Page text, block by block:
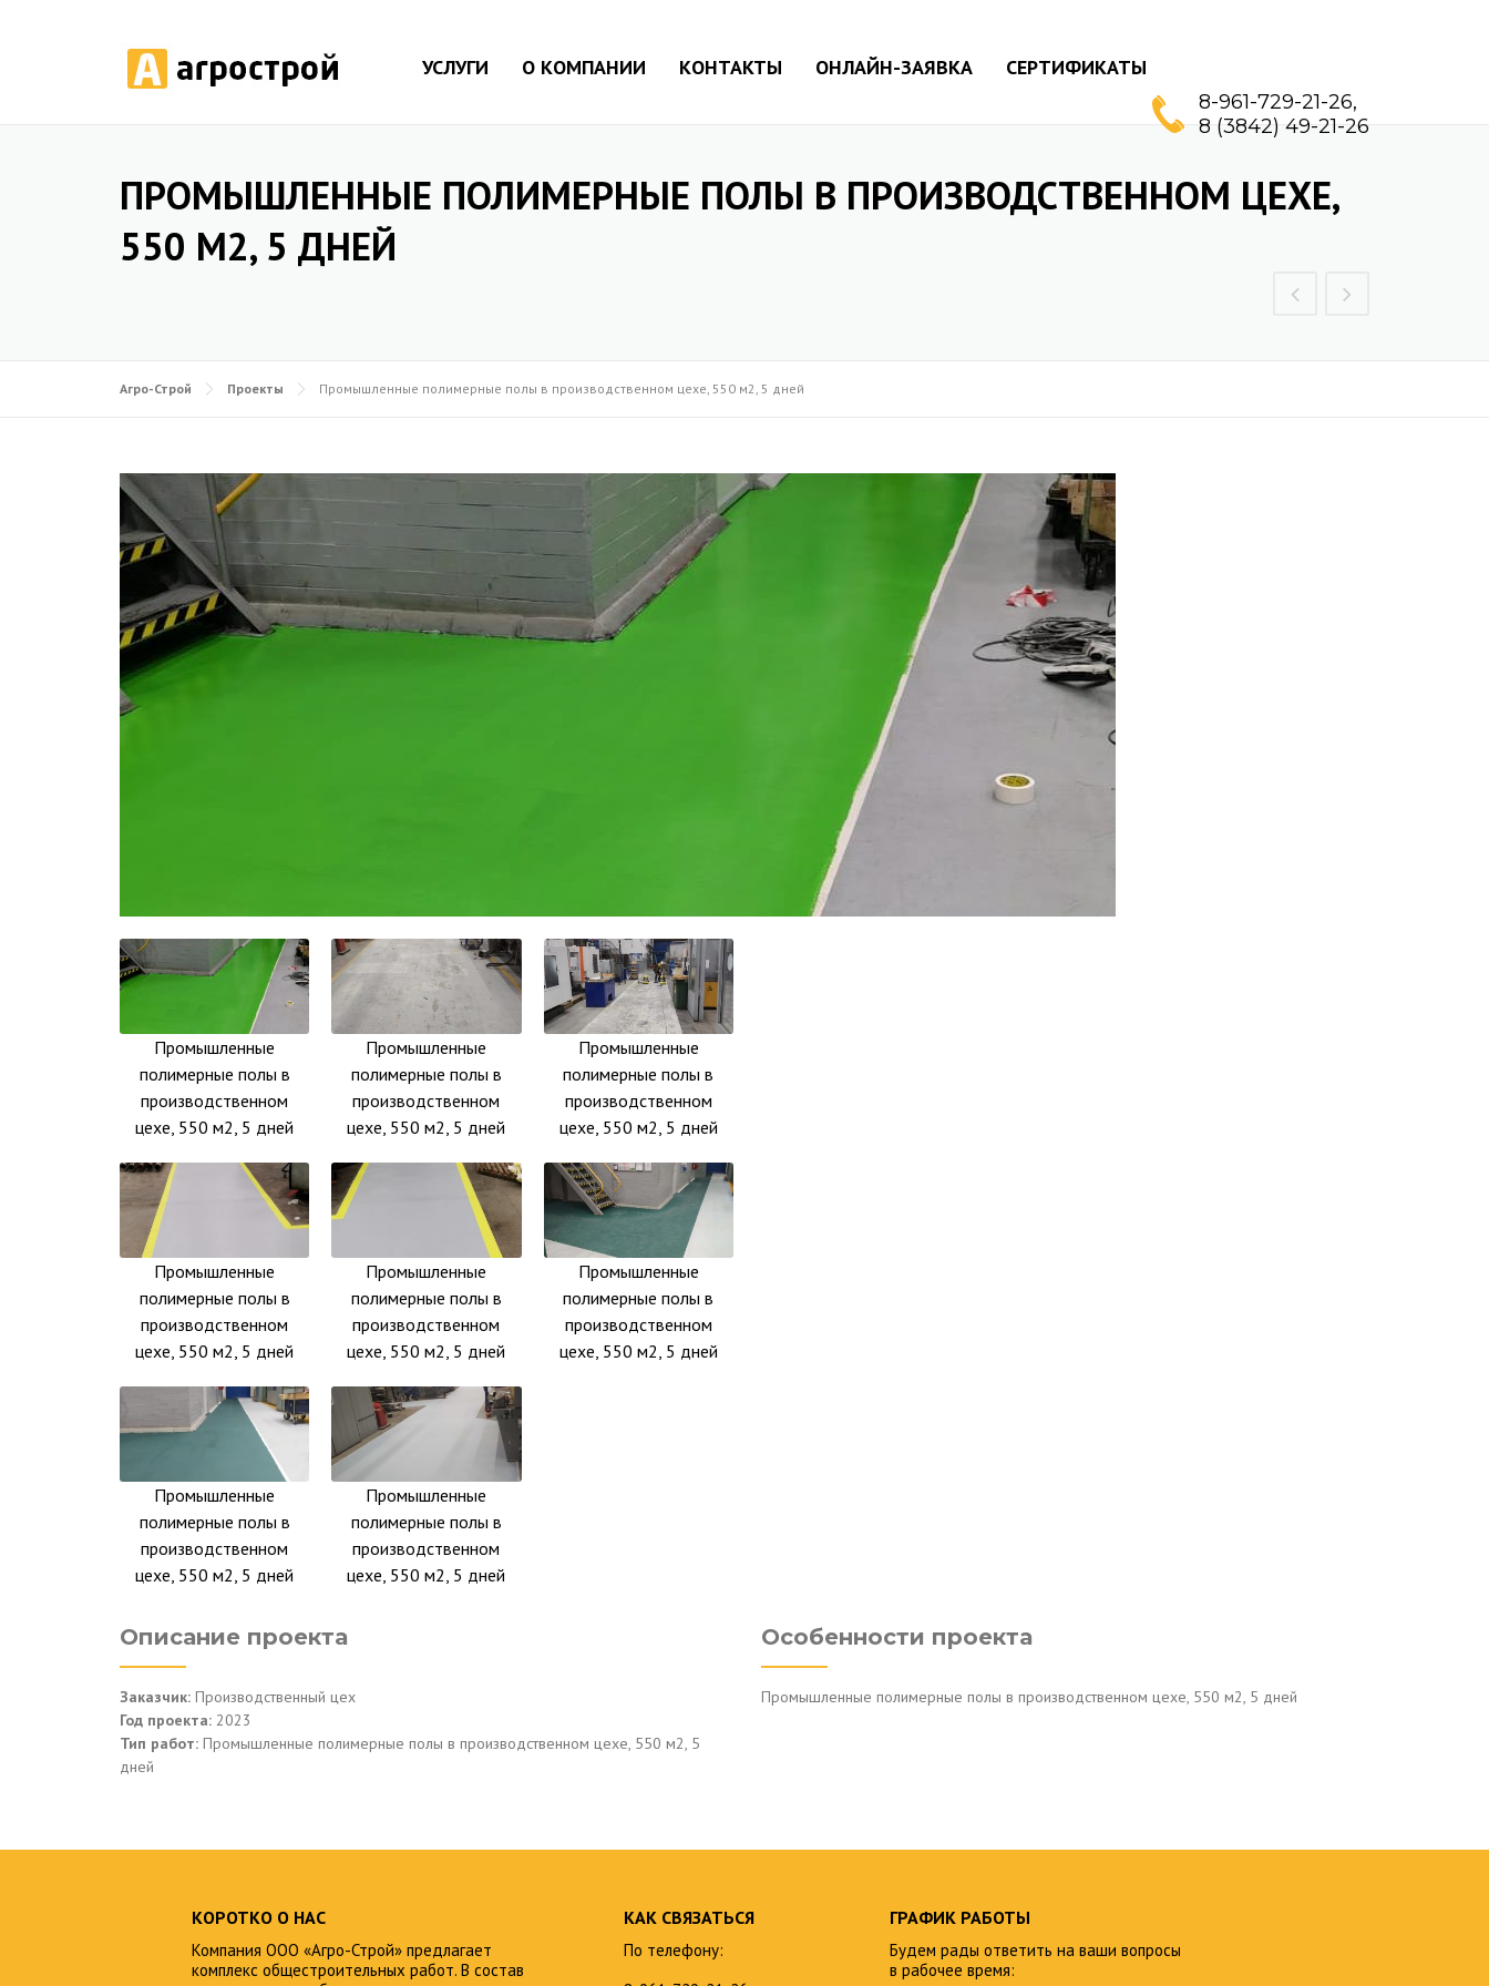
УСЛУГИ О КОМПАНИИ КОНТАКТЫ ОНЛАЙН-ЗАЯВКА СЕРТИФИКАТЫ
8-961-729-21-26,
8 (3842) 49-21-26
ПРОМЫШЛЕННЫЕ ПОЛИМЕРНЫЕ ПОЛЫ В ПРОИЗВОДСТВЕННОМ ЦЕХЕ,
550 М2, 5 ДНЕЙ
Агро-Строй Проекты Промышленные полимерные полы в производственном цехе, 550 м2, 5 дней
Промышленные
полимерные полы в
производственном
цехе, 550 м2, 5 дней
Промышленные
полимерные полы в
производственном
цехе, 550 м2, 5 дней
Промышленные
полимерные полы в
производственном
цехе, 550 м2, 5 дней
Промышленные
полимерные полы в
производственном
цехе, 550 м2, 5 дней
Промышленные
полимерные полы в
производственном
цехе, 550 м2, 5 дней
Промышленные
полимерные полы в
производственном
цехе, 550 м2, 5 дней
Промышленные
полимерные полы в
производственном
цехе, 550 м2, 5 дней
Промышленные
полимерные полы в
производственном
цехе, 550 м2, 5 дней
Описание проекта
Заказчик: Производственный цех
Год проекта: 2023
Тип работ: Промышленные полимерные полы в производственном цехе, 550 м2, 5
дней
Особенности проекта
Промышленные полимерные полы в производственном цехе, 550 м2, 5 дней
КОРОТКО О НАС
Компания ООО «Агро-Строй» предлагает
комплекс общестроительных работ. В состав
КАК СВЯЗАТЬСЯ
По телефону:
ГРАФИК РАБОТЫ
Будем рады ответить на ваши вопросы
в рабочее время: